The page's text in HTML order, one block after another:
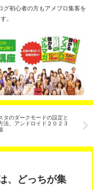
グ初心者の方もアメブロ集客を
。
タのダークモードの設定と
法、アンドロイド２０２３
さ
の
、どっちが集